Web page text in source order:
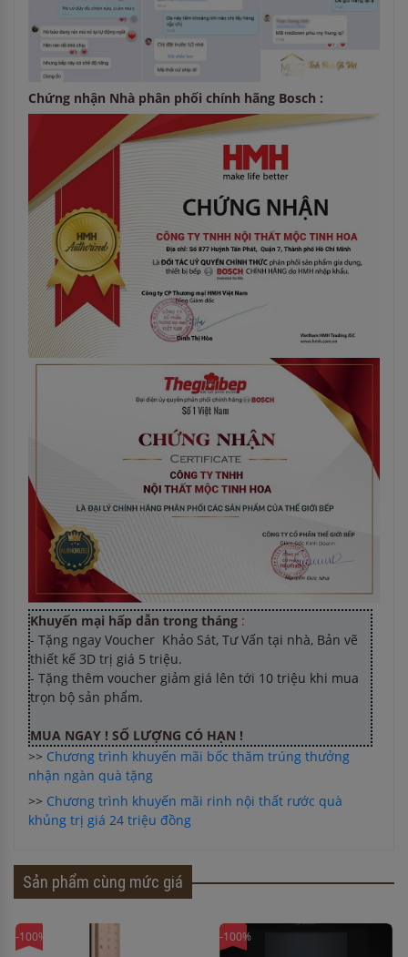
Chứng nhận Nhà phân phối chính hãng Bosch :
Khuyến mại hấp dẫn trong tháng :
- Tặng ngay Voucher Khảo Sát, Tư Vấn tại nhà, Bản vẽ
thiết kế 3D trị giá 5 triệu.
- Tặng thêm voucher giảm giá lên tới 10 triệu khi mua
trọn bộ sản phẩm.
MUA NGAY ! SỐ LƯỢNG CÓ HẠN !
>> Chương trình khuyến mãi bốc thăm trúng thưởng
nhận ngàn quà tặng
>> Chương trình khuyến mãi rinh nội thất rước quà
khủng trị giá 24 triệu đồng
Sản phẩm cùng mức giá
-100% -100%